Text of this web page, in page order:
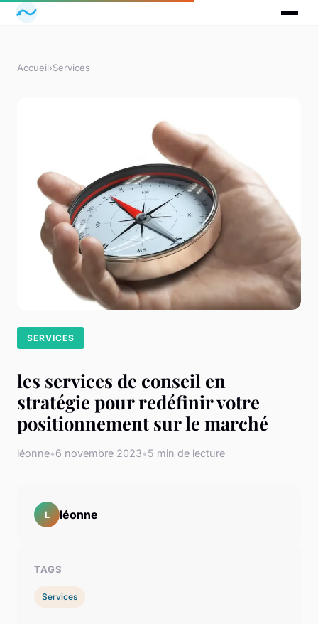
Accueil›Services
SERVICES
les services de conseil en
stratégie pour redéfinir votre
positionnement sur le marché
léonne•6 novembre 2023•5 min de lecture
L léonne
TAGS
Services